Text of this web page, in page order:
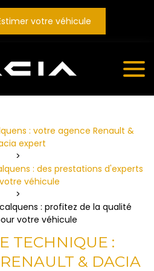
votre véhicule
: votre agence Renault &
expert
: des prestations d'experts
véhicule
: profitez de la qualité
votre véhicule
TECHNIQUE :
& DACIA